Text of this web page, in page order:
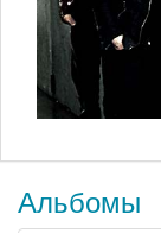
Альбомы